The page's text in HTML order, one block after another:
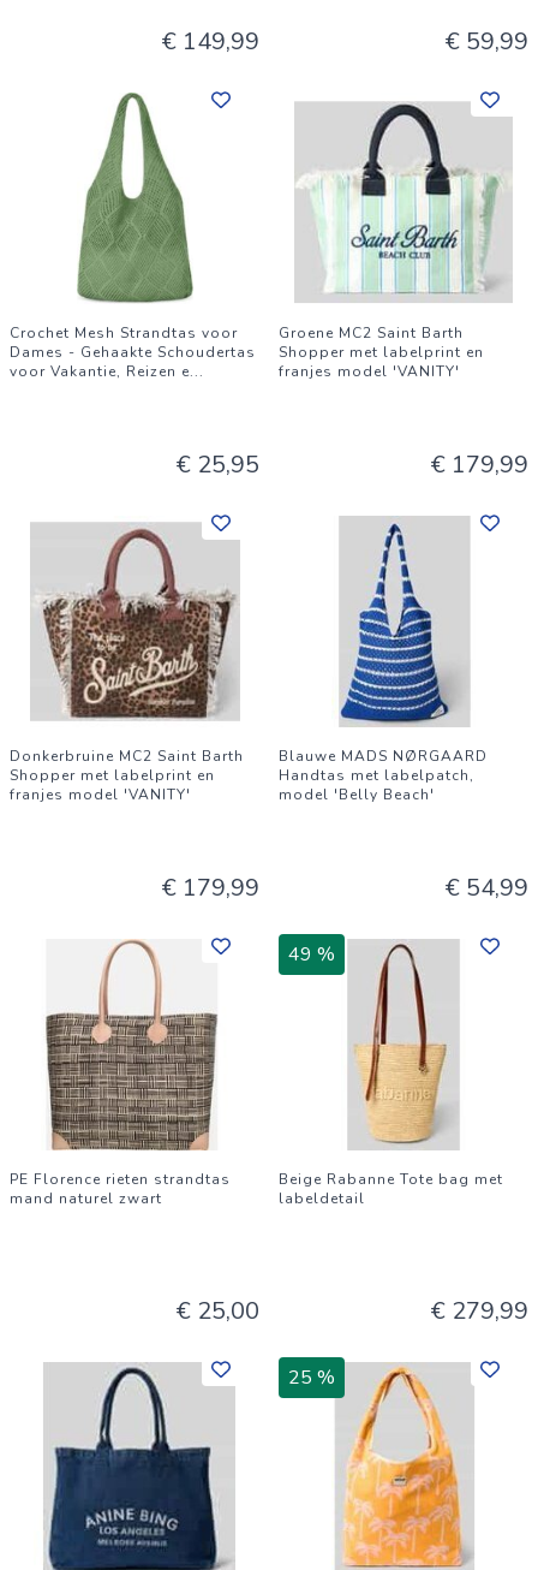
€ 149,99 € 59,99
Crochet Mesh Strandtas voor
Dames - Gehaakte Schoudertas
voor Vakantie, Reizen e...
€ 25,95
Groene MC2 Saint Barth
Shopper met labelprint en
franjes model 'VANITY'
€ 179,99
Donkerbruine MC2 Saint Barth
Shopper met labelprint en
franjes model 'VANITY'
€ 179,99
Blauwe MADS NØRGAARD
Handtas met labelpatch,
model 'Belly Beach'
€ 54,99
PE Florence rieten strandtas
mand naturel zwart
€ 25,00
49 %
Beige Rabanne Tote bag met
labeldetail
€ 279,99
25 %